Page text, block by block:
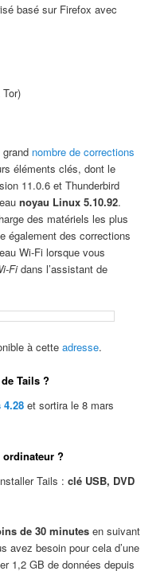
basé sur Firefox avec
nombre de corrections
éléments clés, dont le
11.0.6 et Thunderbird
noyau Linux 5.10.92.
des matériels les plus
également des corrections
Wi-Fi lorsque vous
Fidans l’assistant de
à cetteadresse.
Tails ?
4.28 et sortira le 8 mars
?
Tails :clé USB, DVD
de 30 minutes en suivant
avez besoin pour cela d’une
1,2 GB de données depuis